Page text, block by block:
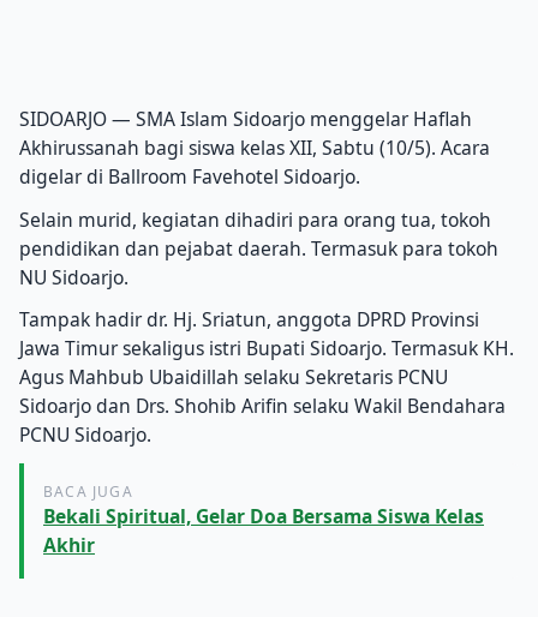
SIDOARJO — SMA Islam Sidoarjo menggelar Haflah
Akhirussanah bagi siswa kelas XII, Sabtu (10/5). Acara
digelar di Ballroom Favehotel Sidoarjo.
Selain murid, kegiatan dihadiri para orang tua, tokoh
pendidikan dan pejabat daerah. Termasuk para tokoh
NU Sidoarjo.
Tampak hadir dr. Hj. Sriatun, anggota DPRD Provinsi
Jawa Timur sekaligus istri Bupati Sidoarjo. Termasuk KH.
Agus Mahbub Ubaidillah selaku Sekretaris PCNU
Sidoarjo dan Drs. Shohib Arifin selaku Wakil Bendahara
PCNU Sidoarjo.
BACA JUGA
Bekali Spiritual, Gelar Doa Bersama Siswa Kelas
Akhir